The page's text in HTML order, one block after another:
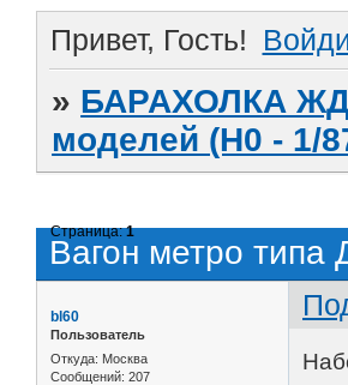
Привет, Гость!
» БАРАХОЛКА
моделей (H0 - 1/
Вагон метро типа
Страница:1
bl60
Пользователь
Откуда: Москва
Сообщений: 207